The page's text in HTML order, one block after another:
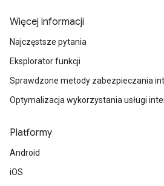
Więcej informacji
Najczęstsze pytania
Eksplorator funkcji
Sprawdzone metody zabezpieczania
Optymalizacja wykorzystania usługi
Platformy
Android
iOS